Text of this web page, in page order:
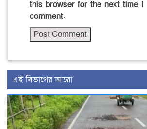
this browser for the next time I
comment.
এই বিভাগের আরো